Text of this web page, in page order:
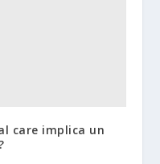
care implica un